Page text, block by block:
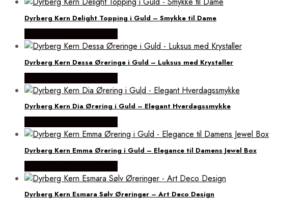
Dyrberg Kern Delight Topping i Guld – Smykke til Dame
Dyrberg Kern Dessa Øreringe i Guld – Luksus med Krystaller
Dyrberg Kern Dia Ørering i Guld – Elegant Hverdagssmykke
Dyrberg Kern Emma Ørering i Guld – Elegance til Damens Jewel Box
Dyrberg Kern Esmara Sølv Øreringer – Art Deco Design